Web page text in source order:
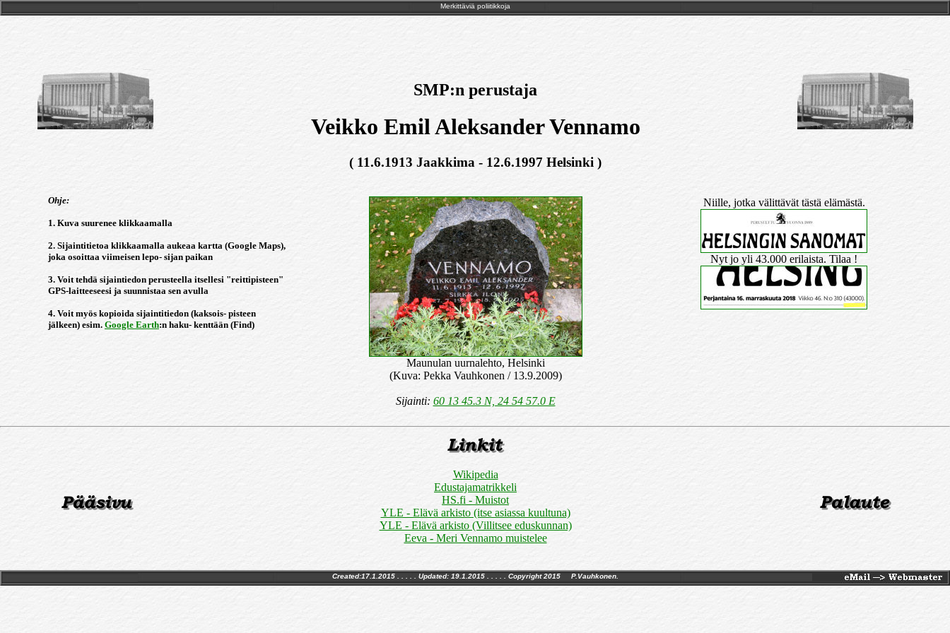
Merkittäviä poliitikkoja
SMP:n perustaja
Veikko Emil Aleksander Vennamo
( 11.6.1913 Jaakkima - 12.6.1997 Helsinki )
Ohje:
1. Kuva suurenee klikkaamalla
2. Sijaintitietoa klikkaamalla aukeaa kartta (Google Maps),
joka osoittaa viimeisen lepo- sijan paikan
3. Voit tehdä sijaintiedon perusteella itsellesi "reittipisteen"
GPS-laitteeseesi ja suunnistaa sen avulla
4. Voit myös kopioida sijaintitiedon (kaksois- pisteen
jälkeen) esim. Google Earth:n haku- kenttään (Find)
Maunulan uurnalehto, Helsinki
(Kuva: Pekka Vauhkonen / 13.9.2009)
Sijainti: 60 13 45.3 N, 24 54 57.0 E
Niille, jotka välittävät tästä elämästä.
Nyt jo yli 43.000 erilaista. Tilaa !
Wikipedia
Edustajamatrikkeli
HS.fi - Muistot
YLE - Elävä arkisto (itse asiassa kuultuna)
YLE - Elävä arkisto (Villitsee eduskunnan)
Eeva - Meri Vennamo muistelee
Created:17.1.2015 . . . . . Updated: 19.1.2015. . . . . Copyright 2015 P.Vauhkonen.